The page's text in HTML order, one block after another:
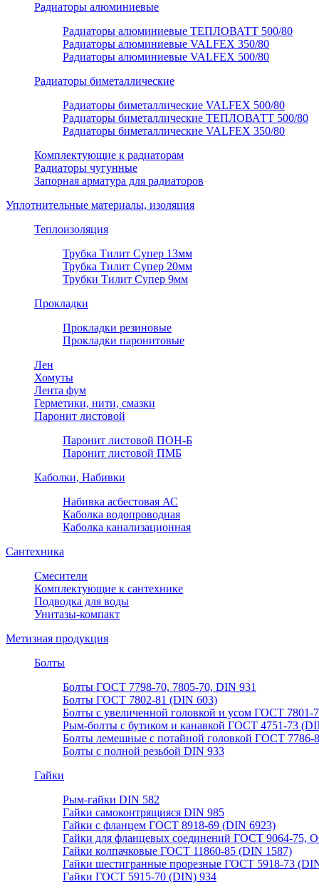
Радиаторы алюминиевые
Радиаторы алюминиевые ТЕПЛОВАТТ 500/80
Радиаторы алюминиевые VALFEX 350/80
Радиаторы алюминиевые VALFEX 500/80
Радиаторы биметаллические
Радиаторы биметаллические VALFEX 500/80
Радиаторы биметаллические ТЕПЛОВАТТ 500/80
Радиаторы биметаллические VALFEX 350/80
Комплектующие к радиаторам
Радиаторы чугунные
Запорная арматура для радиаторов
Уплотнительные материалы, изоляция
Теплоизоляция
Трубка Тилит Супер 13мм
Трубка Тилит Супер 20мм
Трубки Тилит Супер 9мм
Прокладки
Прокладки резиновые
Прокладки паронитовые
Лен
Хомуты
Лента фум
Герметики, нити, смазки
Паронит листовой
Паронит листовой ПОН-Б
Паронит листовой ПМБ
Каболки, Набивки
Набивка асбестовая АС
Каболка водопроводная
Каболка канализационная
Сантехника
Смесители
Комплектующие к сантехнике
Подводка для воды
Унитазы-компакт
Метизная продукция
Болты
Болты ГОСТ 7798-70, 7805-70, DIN 931
Болты ГОСТ 7802-81 (DIN 603)
Болты с увеличенной головкой и усом ГОСТ 7801-
Рым-болты с бутиком и канавкой ГОСТ 4751-73
Болты лемешные с потайной головкой ГОСТ 7786-
Болты с полной резьбой DIN 933
Гайки
Рым-гайки DIN 582
Гайки самоконтрящияся DIN 985
Гайки с фланцем ГОСТ 8918-69 (DIN 6923)
Гайки для фланцевых соединений ГОСТ 9064-75,
Гайки колпачковые ГОСТ 11860-85 (DIN 1587)
Гайки шестигранные прорезные ГОСТ 5918-73
Гайки ГОСТ 5915-70 (DIN) 934